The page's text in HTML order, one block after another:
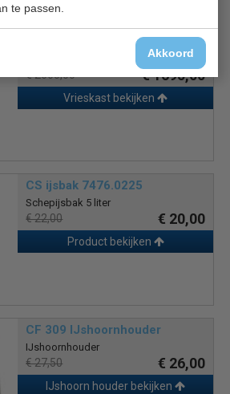
te passen.
Akkoord
Combisteel 7472.0120
€ 2665,00 € 1695,00
Vrieskast bekijken
CS ijsbak 7476.0225
Schepijsbak 5 liter
€ 22,00 € 20,00
Product bekijken
CF 309 IJshoornhouder
IJshoornhouder
€ 27,50 € 26,00
IJshoorn houder bekijken